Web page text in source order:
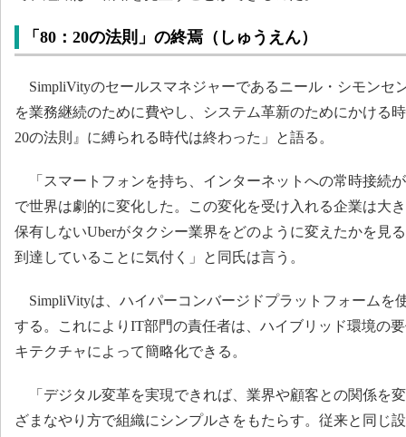
「80：20の法則」の終焉（しゅうえん）
SimpliVityのセールスマネジャーであるニール・シモンセ
を業務継続のために費やし、システム革新のためにかける
20の法則』に縛られる時代は終わった」と語る。
「スマートフォンを持ち、インターネットへの常時接続
で世界は劇的に変化した。この変化を受け入れる企業は大
保有しないUberがタクシー業界をどのように変えたかを見
到達していることに気付く」と同氏は言う。
SimpliVityは、ハイパーコンバージドプラットフォームを
する。これによりIT部門の責任者は、ハイブリッド環境の
キテクチャによって簡略化できる。
「デジタル変革を実現できれば、業界や顧客との関係を
ざまなやり方で組織にシンプルさをもたらす。従来と同じ